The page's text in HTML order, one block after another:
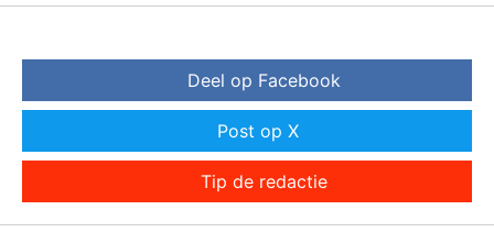
Deel op Facebook
Post op X
Tip de redactie